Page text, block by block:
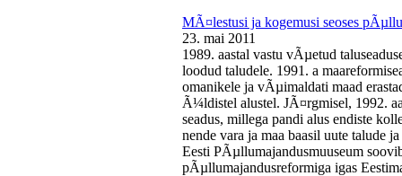
MÃ¤lestusi ja kogemusi seoses
23. mai 2011
1989. aastal vastu vÃµetud
loodud taludele. 1991. a
omanikele ja vÃµimaldati maad
Ã¼ldistel alustel. JÃ¤rgmisel, 1992.
seadus, millega pandi alus endiste
nende vara ja maa baasil uute talude
Eesti PÃµllumajandusmuuseum
pÃµllumajandusreformiga igas